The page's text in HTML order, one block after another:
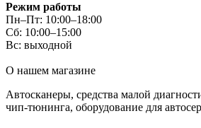
Режим работы
Пн–Пт: 10:00–18:00
Сб: 10:00–15:00
Вс: выходной
О нашем магазине
Автосканеры, средства малой
чип-тюнинга, оборудование для